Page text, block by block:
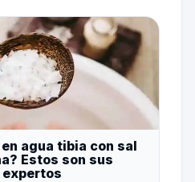
agua tibia con sal
Estos son sus